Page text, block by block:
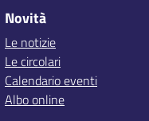
Novità
Le notizie
Le circolari
Calendario eventi
Albo online